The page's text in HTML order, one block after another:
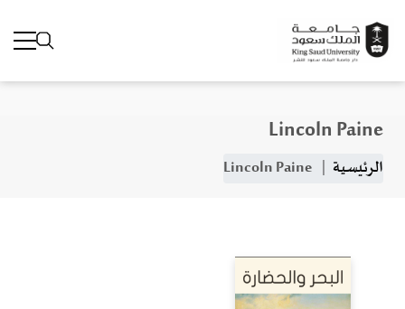
تجاوز إلى المحتوى الرئيسي
Lincoln Paine
مسار التنقل
الرئيسية